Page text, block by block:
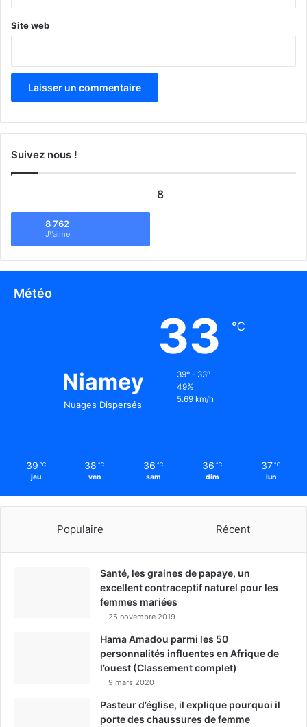
Site web
Suivez nous !
8
8 762
J\'aime
Météo
Niamey
Nuages Dispersés
33 ℃
39º - 33º
49%
5.69 km/h
39 ℃
jeu
38 ℃
ven
36 ℃
sam
36 ℃
dim
37 ℃
lun
Populaire Récent
Santé, les graines de papaye, un
excellent contraceptif naturel pour les
femmes mariées
25 novembre 2019
Hama Amadou parmi les 50
personnalités influentes en Afrique de
l’ouest (Classement complet)
9 mars 2020
Pasteur d’église, il explique pourquoi il
porte des chaussures de femme